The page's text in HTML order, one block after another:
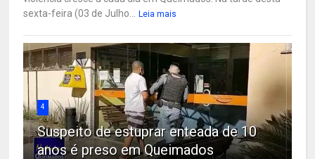
sexta-feira (03 de Julho...
Leia mais
4
Suspeito de estuprar enteada de 10
anos é preso em Queimados